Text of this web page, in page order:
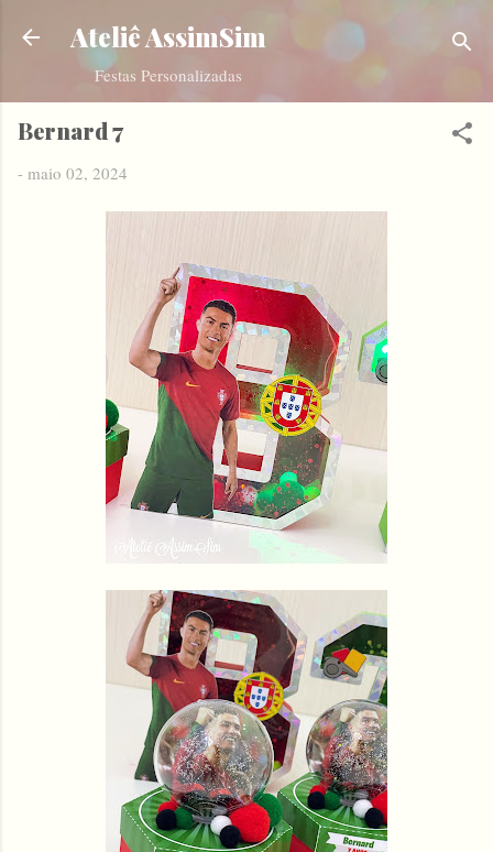
Pular para o conteúdo principal
Ateliê AssimSim
Festas Personalizadas
Bernard 7
- maio 02, 2024